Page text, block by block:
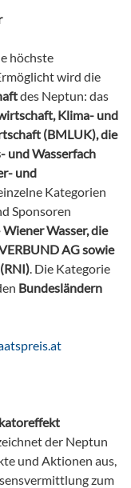
höchste
wird die
des Neptun: das
Klima- und
(BMLUK), die
und Wasserfach
und
Kategorien
Sponsoren
Wasser, die
AG sowie
. Die Kategorie
Bundesländern
der Neptun
und Aktionen aus,
zum